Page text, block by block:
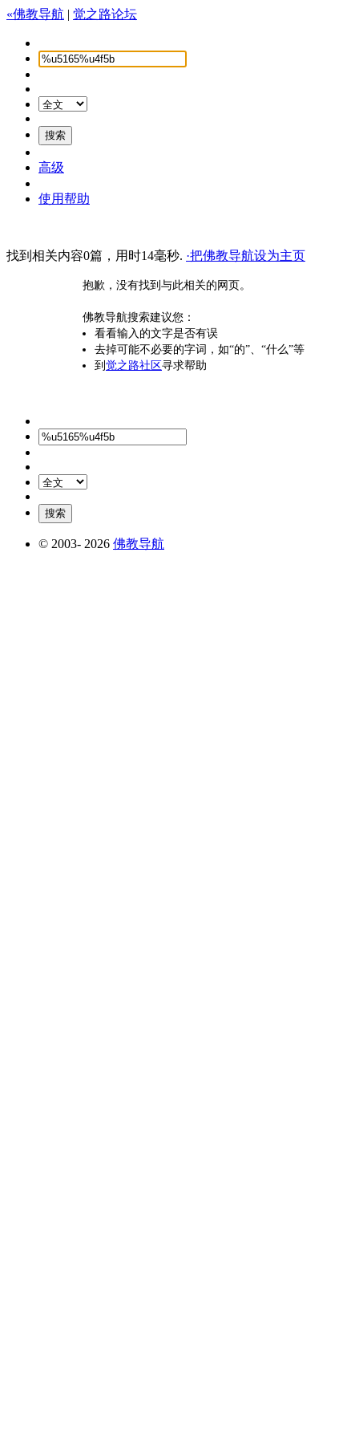
«佛教导航 | 觉之路论坛
高级
使用帮助
找到相关内容0篇，用时14毫秒. ·把佛教导航设为主页
抱歉，没有找到与此相关的网页。
佛教导航搜索建议您：
看看输入的文字是否有误
去掉可能不必要的字词，如“的”、“什么”等
到 觉之路社区寻求帮助
© 2003- 2026 佛教导航